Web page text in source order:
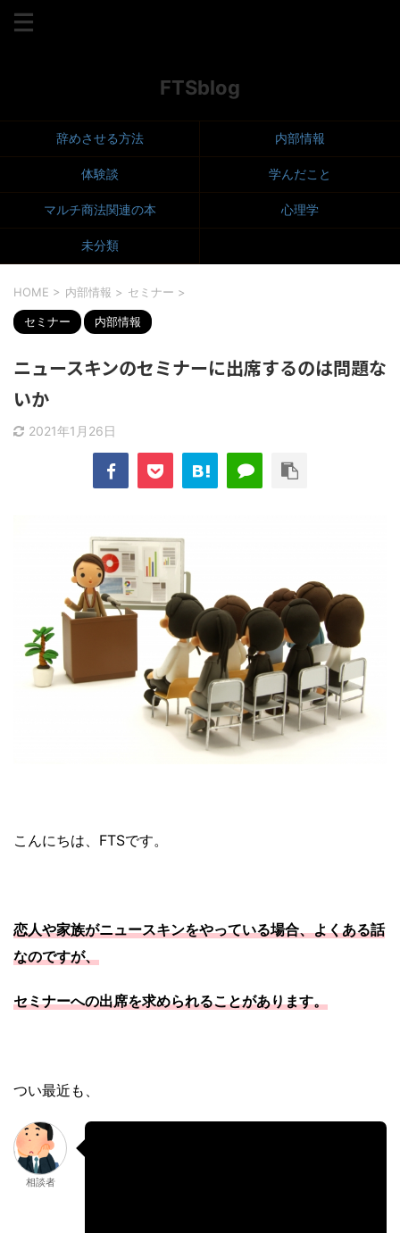
FTSblog
辞めさせる方法 内部情報
体験談 学んだこと
マルチ商法関連の本 心理学
未分類
HOME > 内部情報 > セミナー >
セミナー 内部情報
ニュースキンのセミナーに出席するのは問題な
いか
2021年1月26日
こんにちは、FTSです。
恋人や家族がニュースキンをやっている場合、よくある話
なのですが、
セミナーへの出席を求められることがあります。
つい最近も、
相談者